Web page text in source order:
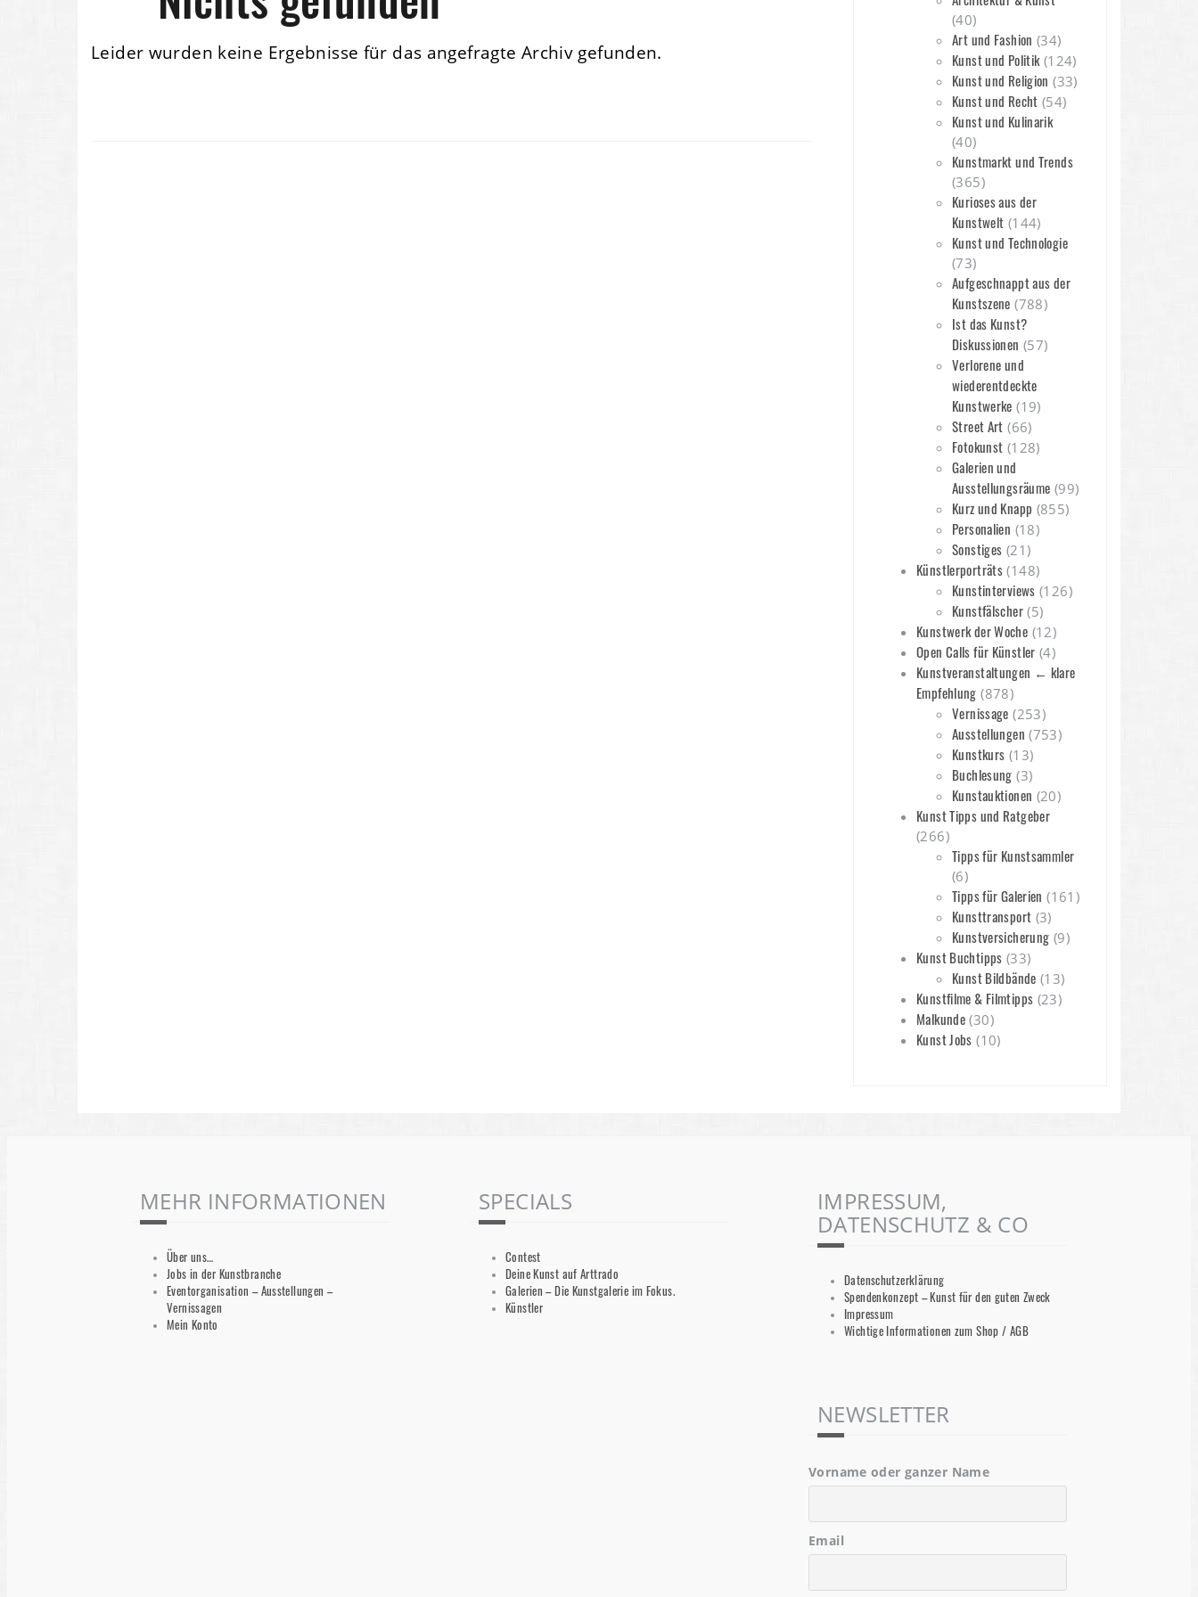
Leider wurden keine Ergebnisse für das angefragte Archiv gefunden.
(40)
Art und Fashion (34)
Kunst und Politik(124)
Kunst und Religion (33)
Kunst und Recht (54)
Kunst und Kulinarik
(40)
Kunstmarkt und Trends
(365)
Kurioses aus der
Kunstwelt (144)
Kunst und Technologie
(73)
Aufgeschnappt aus der
Kunstszene (788)
Ist das Kunst?
Diskussionen (57)
Verlorene und
wiederentdeckte
Kunstwerke (19)
Street Art (66)
Fotokunst (128)
Galerien und
Ausstellungsräume (99)
Kurz und Knapp (855)
Personalien (18)
Sonstiges (21)
Künstlerporträts (148)
Kunstinterviews (126)
Kunstfälscher(5)
Kunstwerk der Woche (12)
Open Calls für Künstler (4)
Kunstveranstaltungen ← klare
Empfehlung (878)
Vernissage (253)
Ausstellungen (753)
Kunstkurs (13)
Buchlesung (3)
Kunstauktionen (20)
Kunst Tipps und Ratgeber
(266)
Tipps für Kunstsammler
(6)
Tipps für Galerien (161)
Kunsttransport (3)
Kunstversicherung (9)
Kunst Buchtipps (33)
Kunst Bildbände (13)
Kunstfilme & Filmtipps (23)
Malkunde (30)
Kunst Jobs (10)
MEHR INFORMATIONEN
Über uns…
Jobs in der Kunstbranche
Eventorganisation – Ausstellungen –
Vernissagen
Mein Konto
SPECIALS
Contest
Deine Kunst auf Arttrado
Galerien – Die Kunstgalerie im Fokus.
Künstler
IMPRESSUM,
DATENSCHUTZ & CO
Datenschutzerklärung
Spendenkonzept – Kunst für den guten Zweck
Impressum
Wichtige Informationen zum Shop / AGB
NEWSLETTER
Vorname oder ganzer Name
Email